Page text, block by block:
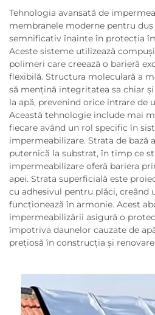
Tehnologia avansată de
membranele moderne pentru
semnificativ înainte în protecția
Aceste sisteme utilizează
polimeri care creează o barieră
flexibilă. Structura moleculară a
să mențină integritatea sa chiar
la apă, prevenind orice intrare de
Această tehnologie include mai
fiecare având un rol specific în
impermeabilizare. Strata de bază
puternică la substrat, în timp ce
impermeabilizare oferă bariera
apei. Strata superficială este
cu adhesivul pentru plăci, creând
funcționează în armonie. Acest
impermeabilizării asigură o
împotriva daunelor cauzate de
prețiosă în construcția și